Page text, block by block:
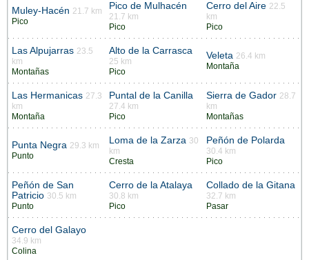
Muley-Hacén 21.7 km
Pico
Pico de Mulhacén
21.7 km
Pico
Cerro del Aire 22.5
km
Pico
Las Alpujarras 23.5
km
Montañas
Alto de la Carrasca
25 km
Pico
Veleta 26.4 km
Montaña
Las Hermanicas 27.3
km
Montaña
Puntal de la Canilla
27.4 km
Pico
Sierra de Gador 28.7
km
Montañas
Punta Negra 29.3 km
Punto
Loma de la Zarza 30
km
Cresta
Peñón de Polarda
30.4 km
Pico
Peñón de San
Patricio 30.5 km
Punto
Cerro de la Atalaya
30.8 km
Pico
Collado de la Gitana
32.7 km
Pasar
Cerro del Galayo
34.9 km
Colina